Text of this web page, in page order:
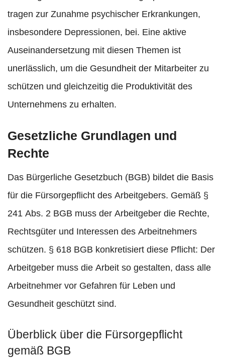
tragen zur Zunahme psychischer Erkrankungen,
insbesondere Depressionen, bei. Eine aktive
Auseinandersetzung mit diesen Themen ist
unerlässlich, um die Gesundheit der Mitarbeiter zu
schützen und gleichzeitig die Produktivität des
Unternehmens zu erhalten.
Gesetzliche Grundlagen und
Rechte
Das Bürgerliche Gesetzbuch (BGB) bildet die Basis
für die Fürsorgepflicht des Arbeitgebers. Gemäß §
241 Abs. 2 BGB muss der Arbeitgeber die Rechte,
Rechtsgüter und Interessen des Arbeitnehmers
schützen. § 618 BGB konkretisiert diese Pflicht: Der
Arbeitgeber muss die Arbeit so gestalten, dass alle
Arbeitnehmer vor Gefahren für Leben und
Gesundheit geschützt sind.
Überblick über die Fürsorgepflicht
gemäß BGB